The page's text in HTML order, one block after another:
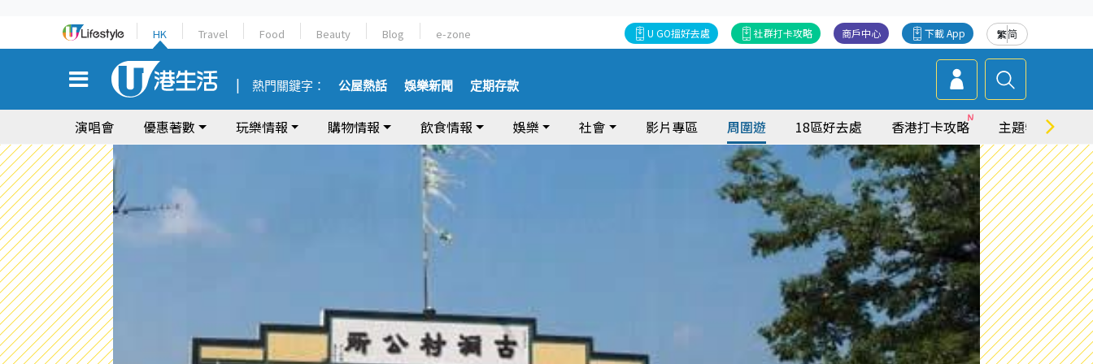
HK Travel Food Beauty Blog e-zone 繁简
下載 App
商戶中心
社群打卡攻略
U GO搵好去處
熱門關鍵字： 公屋熱話 娛樂新聞 定期存款
演唱會 優惠著數 玩樂情報 購物情報 飲食情報 娛樂 社會 影片專區 周圍遊 18區好去處 香港打卡攻略 主題特集